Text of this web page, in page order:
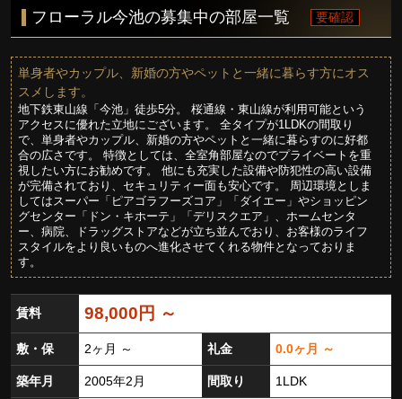
フローラル今池の募集中の部屋一覧 要確認
単身者やカップル、新婚の方やペットと一緒に暮らす方にオス
スメします。
地下鉄東山線「今池」徒歩5分。 桜通線・東山線が利用可能という
アクセスに優れた立地にございます。 全タイプが1LDKの間取り
で、単身者やカップル、新婚の方やペットと一緒に暮らすのに好都
合の広さです。 特徴としては、全室角部屋なのでプライベートを重
視したい方にお勧めです。 他にも充実した設備や防犯性の高い設備
が完備されており、セキュリティー面も安心です。 周辺環境としま
してはスーパー「ピアゴラフーズコア」「ダイエー」やショッピン
グセンター「ドン・キホーテ」「デリスクエア」、ホームセンタ
ー、病院、ドラッグストアなどが立ち並んでおり、お客様のライフ
スタイルをより良いものへ進化させてくれる物件となっておりま
す。
賃料 98,000円 ～
敷・保 2ヶ月 ～ 礼金 0.0ヶ月 ～
築年月 2005年2月 間取り 1LDK